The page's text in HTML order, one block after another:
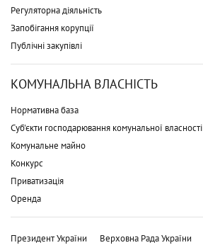
Регуляторна діяльність
Запобігання корупції
Публічні закупівлі
КОМУНАЛЬНА ВЛАСНІСТЬ
Нормативна база
Суб'єкти господарювання комунальної власності
Комунальне майно
Конкурс
Приватизація
Оренда
Президент України Верховна Рада України